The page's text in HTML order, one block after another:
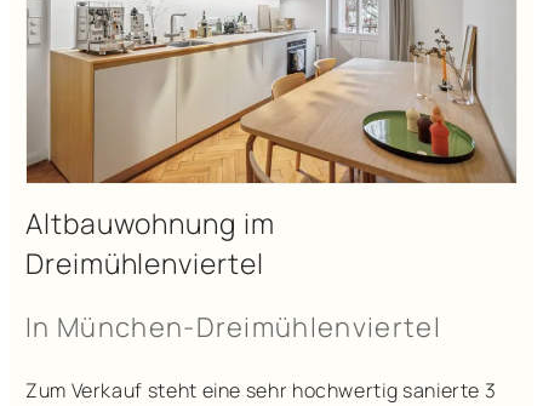
Altbauwohnung im
Dreimühlenviertel
In München-Dreimühlenviertel
Zum Verkauf steht eine sehr hochwertig sanierte 3